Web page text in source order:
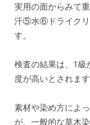
実用の面からみて
汗⑤水⑥ドライクリ
す。
検査の結果は、1級
度が高いとされます
素材や染め方によ
が、一般的な草木